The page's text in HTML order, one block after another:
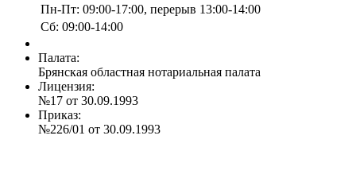
Пн-Пт: 09:00-17:00, перерыв 13:00-14:00
Сб: 09:00-14:00
Палата:
Брянская областная нотариальная палата
Лицензия:
№17 от 30.09.1993
Приказ:
№226/01 от 30.09.1993